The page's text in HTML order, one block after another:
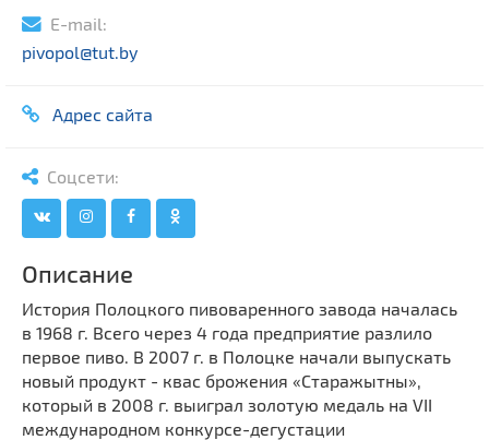
Костелы
Синагоги
Часовни
Кирхи
Кладбище
Культурные центры
Театры
Галереи
Концертные залы
E-mail:
pivopol@tut.by
Адрес сайта
Соцсети:
Описание
История Полоцкого пивоваренного завода началась
в 1968 г. Всего через 4 года предприятие разлило
первое пиво. В 2007 г. в Полоцке начали выпускать
новый продукт - квас брожения «Старажытны»,
который в 2008 г. выиграл золотую медаль на VII
международном конкурсе-дегустации